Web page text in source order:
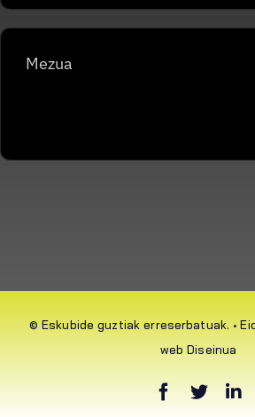
© Eskubide guztiak erreserbatuak. •
web Diseinua